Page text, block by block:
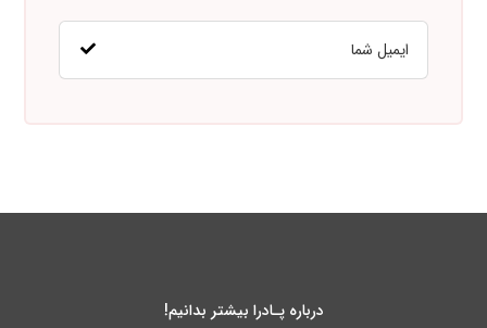
درباره پـادرا بیشتر بدانیم!